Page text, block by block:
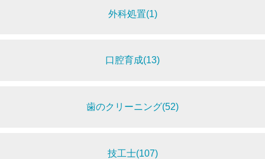
外科処置(1)
口腔育成(13)
歯のクリーニング(52)
技工士(107)